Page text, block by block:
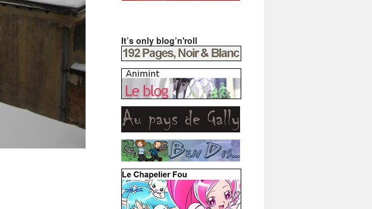
It’s only blog’n'roll